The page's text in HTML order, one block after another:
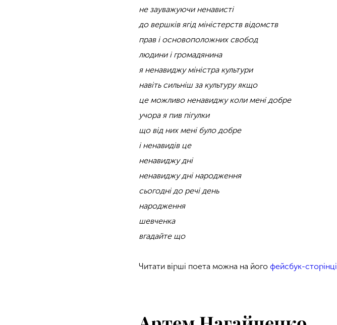
не зауважуючи ненависті
до вершків ягід міністерств відомств
прав і основоположних свобод
людини і громадянина
я ненавиджу міністра культури
навіть сильніш за культуру якщо
це можливо ненавиджу коли мені добре
учора я пив пігулки
що від них мені було добре
і ненавидів це
ненавиджу дні
ненавиджу дні народження
сьогодні до речі день
народження
шевченка
вгадайте що
Читати вірші поета можна на йогофейсбук-сторінці